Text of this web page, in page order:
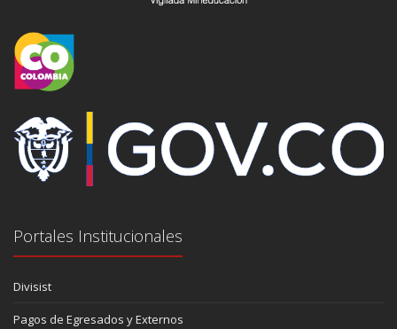
Portales Institucionales
Divisist
Pagos de Egresados y Externos